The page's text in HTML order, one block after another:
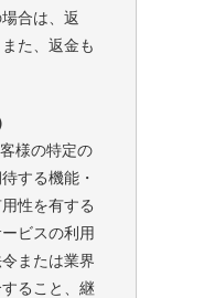
合は、返
た、返金も
様の特定の
する機能・
性を有する
ビスの利用
または業界
ること、継